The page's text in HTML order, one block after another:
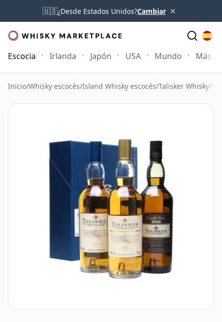
🇺🇸¿Desde Estados Unidos?Cambiar ×
Escocia Irlanda Japón USA Mundo Más
Inicio/Whisky escocés/Island Whisky escocés/Talisker Whisky/